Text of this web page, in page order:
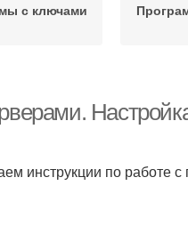
с ключами
инструкции по работе с